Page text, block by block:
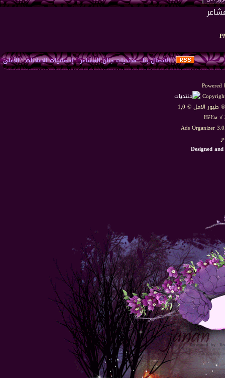
-الاتصال بنا-منتديات جنان المشاعر-إحصائيات الإعلانات-الأعلى
HêĽм √
Ads Organizer
Designed